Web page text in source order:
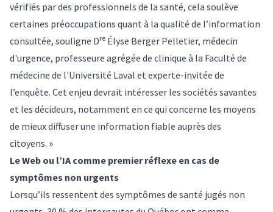
vérifiés par des professionnels de la santé, cela soulève
certaines préoccupations quant à la qualité de l’information
consultée, souligne Dre Élyse Berger Pelletier, médecin
d'urgence, professeure agrégée de clinique à la Faculté de
médecine de l'Université Laval et experte-invitée de
l’enquête. Cet enjeu devrait intéresser les sociétés savantes
et les décideurs, notamment en ce qui concerne les moyens
de mieux diffuser une information fiable auprès des
citoyens. »
Le Web ou l’IA comme premier réflexe en cas de
symptômes non urgents
Lorsqu’ils ressentent des symptômes de santé jugés non